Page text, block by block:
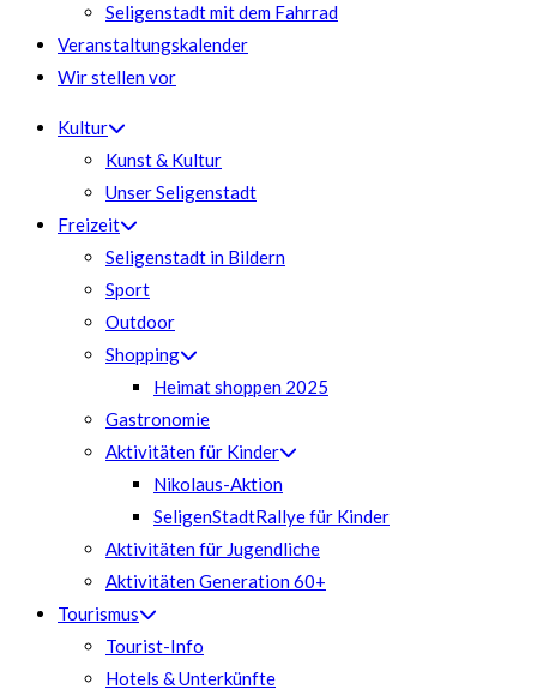
Seligenstadt mit dem Fahrrad
Veranstaltungskalender
Wir stellen vor
Kultur
Kunst & Kultur
Unser Seligenstadt
Freizeit
Seligenstadt in Bildern
Sport
Outdoor
Shopping
Heimat shoppen 2025
Gastronomie
Aktivitäten für Kinder
Nikolaus-Aktion
SeligenStadtRallye für Kinder
Aktivitäten für Jugendliche
Aktivitäten Generation 60+
Tourismus
Tourist-Info
Hotels & Unterkünfte